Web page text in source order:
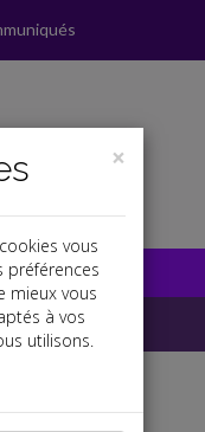
×
vous
préférences
mieux vous
à vos
utilisons.